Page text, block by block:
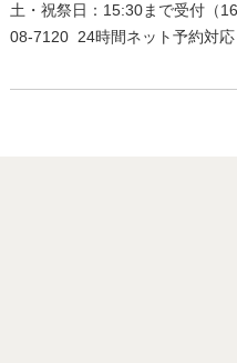
土・祝祭日：15:30まで受付（
08-7120 24時間ネット予約対応